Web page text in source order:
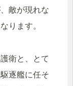
敵が現れな
ります。
衛と、とて
逐艦に任そ